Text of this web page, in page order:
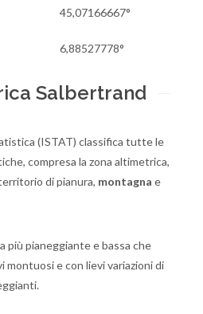
45,07166667°
6,88527778°
Salbertrand
(ISTAT) classifica tutte le
compresa la zona altimetrica,
di pianura, montagna e
più pianeggiante e bassa che
montuosi e con lievi variazioni di